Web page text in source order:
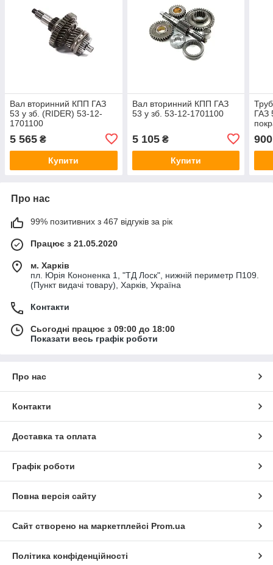
Вал вторинний КПП ГАЗ
53 у зб. (RIDER) 53-12-
1701100
5 565 ₴
Купити
Вал вторинний КПП ГАЗ
53 у зб. 53-12-1701100
5 105₴
Купити
ГАЗ
20
900
Про нас
99% позитивних з 467 відгуків за рік
Працює з 21.05.2020
м. Харків
пл. Юрія Кононенка 1, "ТД Лоск", нижній периметр П109.
(Пункт видачі товару), Харків, Україна
Контакти
Сьогодні працює з 09:00 до 18:00
Показати весь графік роботи
Про нас
Контакти
Доставка та оплата
Графік роботи
Повна версія сайту
Сайт створено на маркетплейсі Prom.ua
Політика конфіденційності